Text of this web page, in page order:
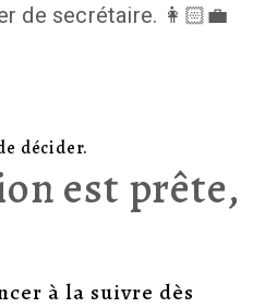
de secrétaire. 👩🏻‍💼
décider.
est prête,
à la suivre dès